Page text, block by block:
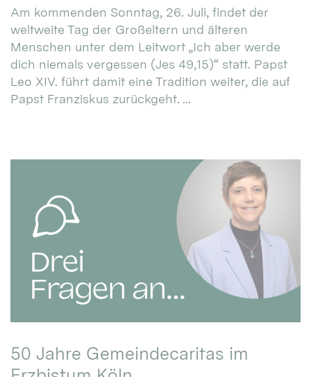
Am kommenden Sonntag, 26. Juli, findet der
weltweite Tag der Großeltern und älteren
Menschen unter dem Leitwort „Ich aber werde
dich niemals vergessen (Jes 49,15)“ statt. Papst
Leo XIV. führt damit eine Tradition weiter, die auf
Papst Franziskus zurückgeht. ...
50 Jahre Gemeindecaritas im